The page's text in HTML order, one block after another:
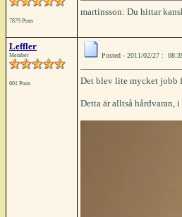
7879 Posts
martinsson: Du hittar
Leffler
Member
601 Posts
Posted - 2011/02/27 :
Det blev lite mycket jobb
Detta är alltså hårdvaran,